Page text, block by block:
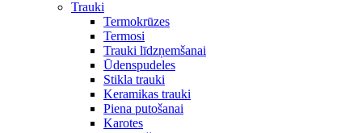
Trauki
Termokrūzes
Termosi
Trauki līdzņemšanai
Ūdenspudeles
Stikla trauki
Keramikas trauki
Piena putošanai
Karotes